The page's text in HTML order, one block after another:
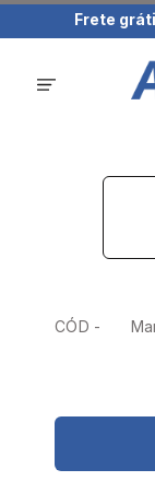
Frete
CÓD -